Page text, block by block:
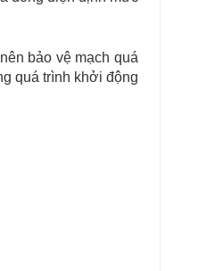
bảo vệ mạch quá
quá trình khởi động